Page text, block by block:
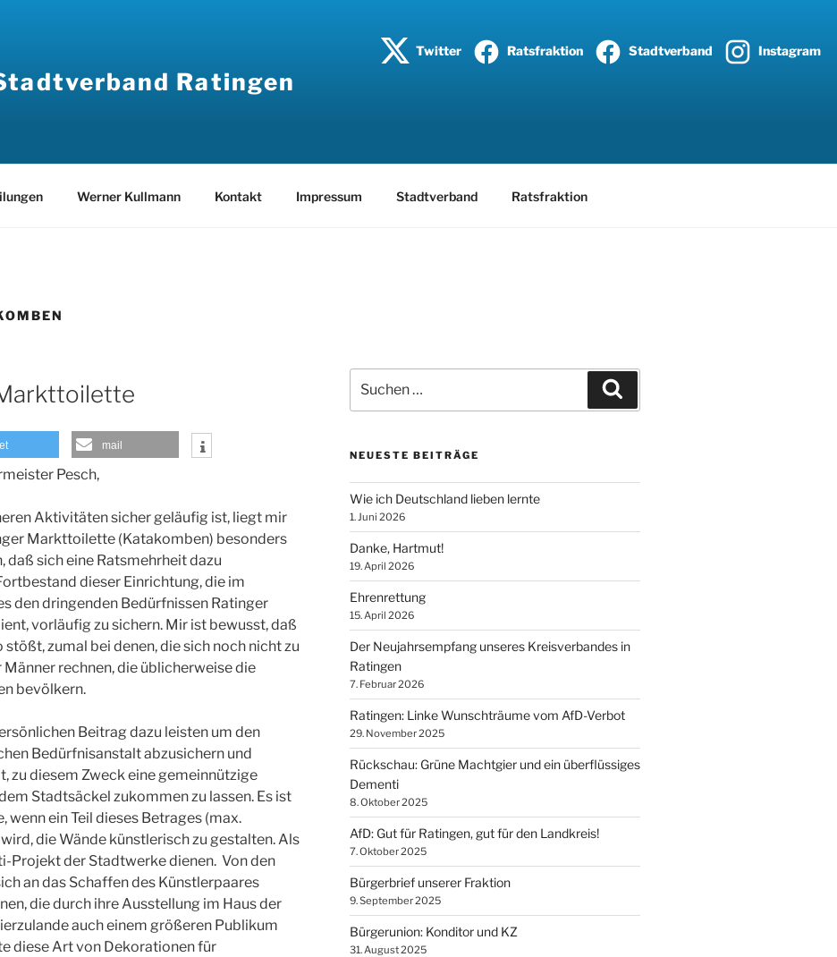
Twitter Ratsfraktion Stadtverband Instagram
Ratingen
Werner Kullmann Kontakt Impressum Stadtverband Ratsfraktion
mail
Pesch,
Aktivitäten sicher geläufig ist, liegt mir
Markttoilette (Katakomben) besonders
daß sich eine Ratsmehrheit dazu
dieser Einrichtung, die im
den dringenden Bedürfnissen Ratinger
vorläufig zu sichern. Mir ist bewusst, daß
zumal bei denen, die sich noch nicht zu
rechnen, die üblicherweise die
bevölkern.
Beitrag dazu leisten um den
Bedürfnisanstalt abzusichern und
zu diesem Zweck eine gemeinnützige
Stadtsäckel zukommen zu lassen. Es ist
wenn ein Teil dieses Betrages (max.
die Wände künstlerisch zu gestalten. Als
Projekt der Stadtwerke dienen. Von den
an das Schaffen des Künstlerpaares
die durch ihre Ausstellung im Haus der
auch einem größeren Publikum
diese Art von Dekorationen für
nach:
NEUESTE BEITRÄGE
Wie ich Deutschland lieben lernte
1. Juni 2026
Danke, Hartmut!
19. April 2026
Ehrenrettung
15. April 2026
Der Neujahrsempfang unseres Kreisverbandes in
Ratingen
7. Februar 2026
Ratingen: Linke Wunschträume vom AfD-Verbot
29. November 2025
Rückschau: Grüne Machtgier und ein überflüssiges
Dementi
8. Oktober 2025
AfD: Gut für Ratingen, gut für den Landkreis!
7. Oktober 2025
Bürgerbrief unserer Fraktion
9. September 2025
Bürgerunion: Konditor und KZ
31. August 2025